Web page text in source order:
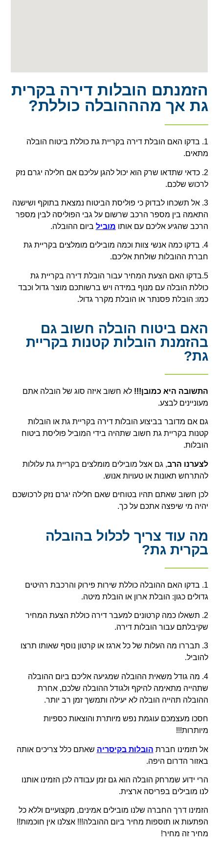
הזמנתם הובלות דירה בקרית
גת אך מהההובלה כוללת?
1. בדקו האם הובלת דירה בקריית גת כוללת ביטוח הובלה
מתאים.
2. כדאי שתדאו שרק הוא יכול להגן עליכם אם חלילה יגרם נזק
לרכוש שלכם.
3. אל תשכחו לבדוק כי פוליסת הביטוח נמצאת בתוקף ושישנה
התאמה בין מספר הרכב שרשום על גבי הפוליסה לבין מספר
הרכב שהגיע אליכם עם אותו מוביל ביום ההובלה.
4. בדקו כמה אנשי צוות וכמה מובילים מומלצים בקריית גת
חברת ההובלות שולחת אליכם.
5.בדקו האם הצעת המחיר עבור הובלת דירה בקריית גת
כוללת הובלה עם מנוף במידה ויש ברשותכם מוצר גדול וכבד
כמו: הובלת פסנתר או הובלת מקרר גדול.
האם ביטוח הובלה חשוב גם
בהזמנת הובלות קטנות בקריית
גת?
התשובה היא כמובן!!! לא חשוב איזה סוג של הובלה אתם
מעוניינים לבצע.
גם אם מדובר בביצוע הובלות דירה בקריית גת או הובלות
קטנות בקריית גת חשוב שתהיה בידי המוביל פוליסת ביטוח
הובלות.
לצערנו הרב, גם אצל מובילים מומלצים בקריית גת עלולות
להתרחש תאונות או טעויות אנוש.
לכן חשוב שאתם תהיו בטוחים שאם חלילה יגרם נזק לרכושכם
יהיה מי שיפצה אתכם על כך.
מה עוד צריך לכלול בהובלה
בקרית גת?
1. בדקו האם ההובלה כוללת שירות פירוק והרכבת רהיטים
גדולים כגון: הובלת ארון או הובלת מיטה.
2. תשאלו כמה קרטונים למעבר דירה כוללת הצעת המחיר
שקיבלתם עבור הובלות דירה.
3. תבררו מה העלות של כל ארגז או קרטון נוסף שאותו תרצו
להוביל.
4. מה גודל משאית ההובלה שמגיעה אליכם ביום ההובלה
שתהייה מתאימה להיקף ולגודל ההובלה שלכם, אחרת
ההובלה תהייה הובלה לא יעילה ותמשך זמן רב יותר.
חסכו מעצמכם עוגמת נפש מיותרת והוצאות כספיות
מיותרות!!!
אל תזמינו חברת הובלות בקיסריה שאתם כלל צריכים אותה
באזור הדרום היפה.
הרי ידוע שמרחק הובלה הוא גם זמן עבודה לכן הזמינו אותנו
לנו מובילים בפריסה ארצית.
הזמינו דרך החברה שלנו מובילים אמינים, מקצועיים וללא כל
הפתעות או תוספות מחיר ביום ההובלה!!! אצלנו אין חוכמות!!
מחיר זה מחיר!